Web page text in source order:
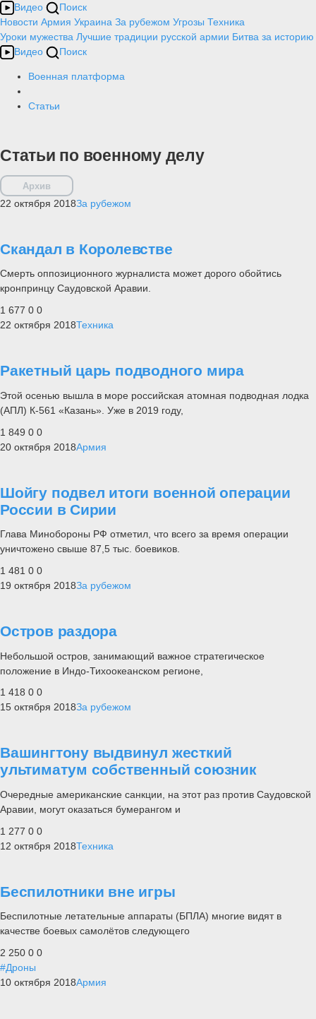
Видео
Поиск
Новости Армия Украина За рубежом Угрозы Техника
Уроки мужества Лучшие традиции русской армии Битва за историю
Видео
Поиск
Военная платформа
Статьи
Статьи по военному делу
Архив
22 октября 2018За рубежом
Скандал в Королевстве
Смерть оппозиционного журналиста может дорого обойтись
кронпринцу Саудовской Аравии.
1 677 0 0
22 октября 2018Техника
Ракетный царь подводного мира
Этой осенью вышла в море российская атомная подводная лодка
(АПЛ) К-561 «Казань». Уже в 2019 году,
1 849 0 0
20 октября 2018Армия
Шойгу подвел итоги военной операции
России в Сирии
Глава Минобороны РФ отметил, что всего за время операции
уничтожено свыше 87,5 тыс. боевиков.
1 481 0 0
19 октября 2018За рубежом
Остров раздора
Небольшой остров, занимающий важное стратегическое
положение в Индо-Тихоокеанском регионе,
1 418 0 0
15 октября 2018За рубежом
Вашингтону выдвинул жесткий
ультиматум собственный союзник
Очередные американские санкции, на этот раз против Саудовской
Аравии, могут оказаться бумерангом и
1 277 0 0
12 октября 2018Техника
Беспилотники вне игры
Беспилотные летательные аппараты (БПЛА) многие видят в
качестве боевых самолётов следующего
2 250 0 0
#Дроны
10 октября 2018Армия